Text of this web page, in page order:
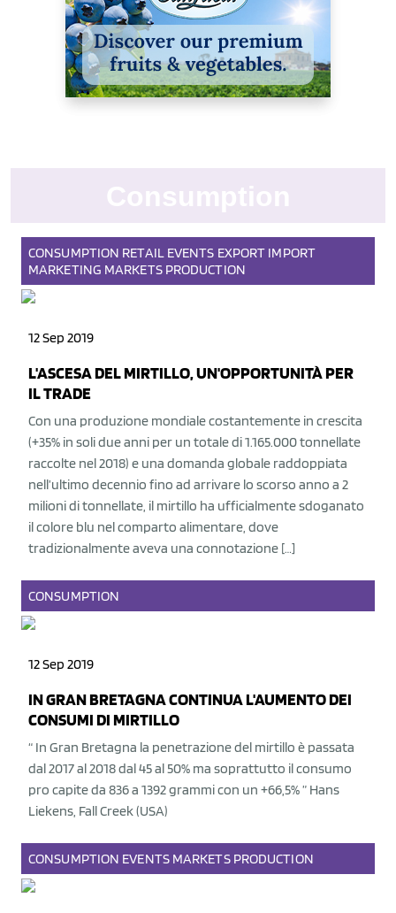
CONSUMPTION RETAIL EVENTS EXPORT IMPORT
MARKETING MARKETS PRODUCTION
12 Sep 2019
L'ASCESA DEL MIRTILLO, UN'OPPORTUNITÀ PER
IL TRADE
Con una produzione mondiale costantemente in crescita
(+35% in soli due anni per un totale di 1.165.000 tonnellate
raccolte nel 2018) e una domanda globale raddoppiata
nell’ultimo decennio fino ad arrivare lo scorso anno a 2
milioni di tonnellate, il mirtillo ha ufficialmente sdoganato
il colore blu nel comparto alimentare, dove
tradizionalmente aveva una connotazione […]
CONSUMPTION
12 Sep 2019
IN GRAN BRETAGNA CONTINUA L'AUMENTO DEI
CONSUMI DI MIRTILLO
“ In Gran Bretagna la penetrazione del mirtillo è passata
dal 2017 al 2018 dal 45 al 50% ma soprattutto il consumo
pro capite da 836 a 1392 grammi con un +66,5% ” Hans
Liekens, Fall Creek (USA)
CONSUMPTION EVENTS MARKETS PRODUCTION